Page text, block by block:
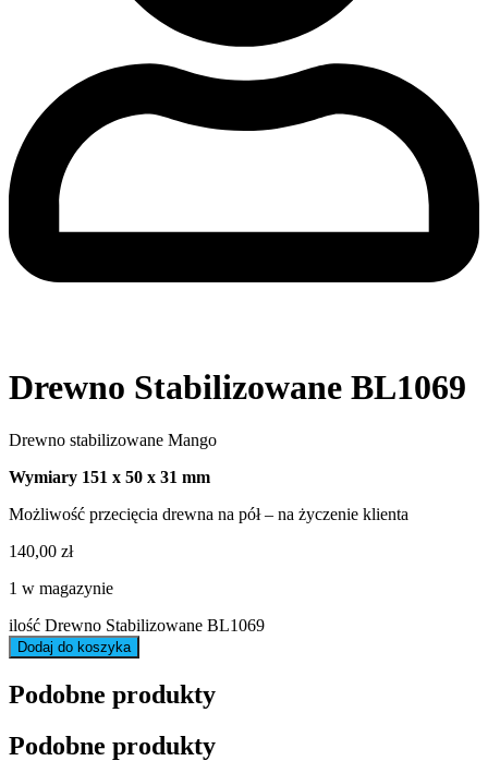
Drewno Stabilizowane BL1069
Drewno stabilizowane Mango
Wymiary 151 x 50 x 31 mm
Możliwość przecięcia drewna na pół – na życzenie klienta
140,00 zł
1 w magazynie
ilość Drewno Stabilizowane BL1069
Dodaj do koszyka
Podobne produkty
Podobne produkty